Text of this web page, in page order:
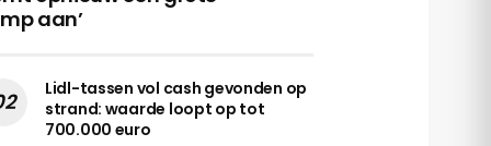
aan’
Lidl-tassen vol cash gevonden op
strand: waarde loopt op tot
700.000 euro